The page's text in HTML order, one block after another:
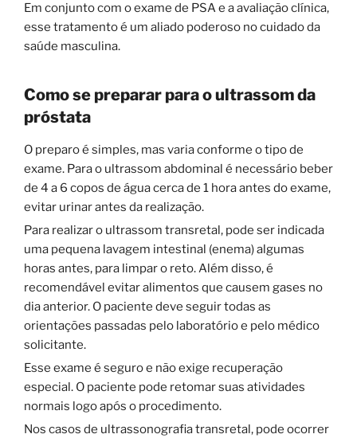
Em conjunto com o exame de PSA e a avaliação clínica,
esse tratamento é um aliado poderoso no cuidado da
saúde masculina.
Como se preparar para o ultrassom da
próstata
O preparo é simples, mas varia conforme o tipo de
exame. Para o ultrassom abdominal é necessário beber
de 4 a 6 copos de água cerca de 1 hora antes do exame,
evitar urinar antes da realização.
Para realizar o ultrassom transretal, pode ser indicada
uma pequena lavagem intestinal (enema) algumas
horas antes, para limpar o reto. Além disso, é
recomendável evitar alimentos que causem gases no
dia anterior. O paciente deve seguir todas as
orientações passadas pelo laboratório e pelo médico
solicitante.
Esse exame é seguro e não exige recuperação
especial. O paciente pode retomar suas atividades
normais logo após o procedimento.
Nos casos de ultrassonografia transretal, pode ocorrer